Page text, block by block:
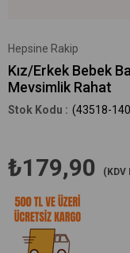
Hepsine Rakip
Kız/Erkek Bebek
Mevsimlik Rahat
(43518-
₺179,90 (KDV